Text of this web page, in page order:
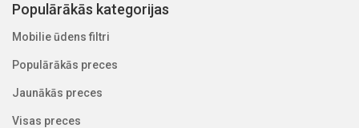
Populārākās kategorijas
Mobilie ūdens filtri
Populārākās preces
Jaunākās preces
Visas preces